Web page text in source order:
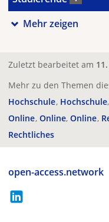
Mehr zeigen
Zuletzt bearbeitet am
Mehr zu den Themen
Hochschule Hochschule
Online Online Online
Rechtliches
open-access.network